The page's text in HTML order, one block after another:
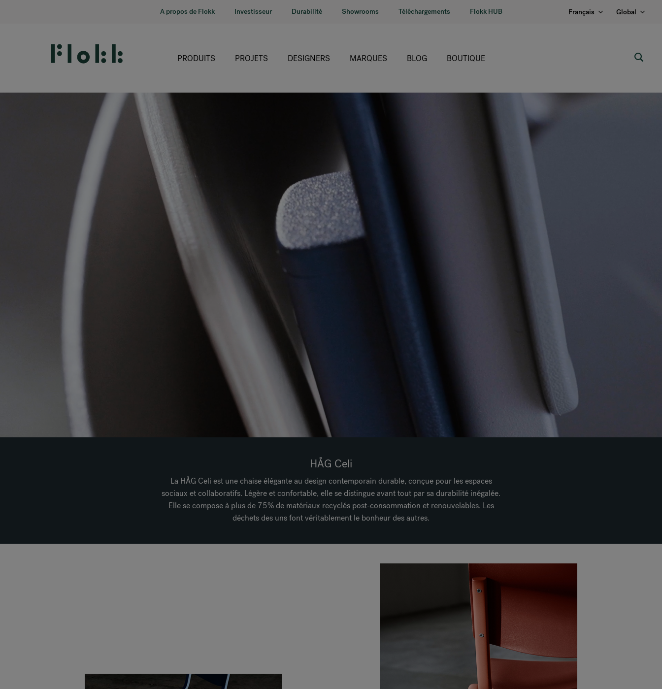
A propos de Flokk Investisseur Durabilité Showrooms Téléchargements Flokk HUB Français Global
PRODUITS PROJETS DESIGNERS MARQUES
Offecct
Connection
9to5 Seating
Stylex
BLOG BOUTIQUE
HÅG Celi
La HÅG Celi est une chaise élégante au design contemporain durable, conçue pour les espaces
sociaux et collaboratifs. Légère et confortable, elle se distingue avant tout par sa durabilité inégalée.
Elle se compose à plus de 75% de matériaux recyclés post-consommation et renouvelables. Les
déchets des uns font véritablement le bonheur des autres.